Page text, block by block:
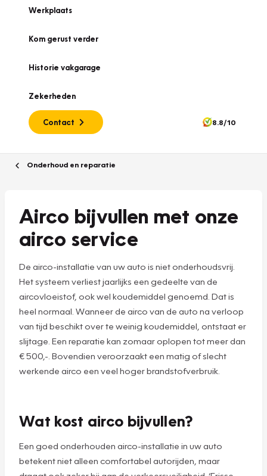
Werkplaats
Kom gerust verder
Historie vakgarage
Zekerheden
Contact 8.8/10
Onderhoud en reparatie
Airco bijvullen met onze
airco service
De airco-installatie van uw auto is niet onderhoudsvrij.
Het systeem verliest jaarlijks een gedeelte van de
aircovloeistof, ook wel koudemiddel genoemd. Dat is
heel normaal. Wanneer de airco van de auto na verloop
van tijd beschikt over te weinig koudemiddel, ontstaat er
slijtage. Een reparatie kan zomaar oplopen tot meer dan
€ 500,-. Bovendien veroorzaakt een matig of slecht
werkende airco een veel hoger brandstofverbruik.
Wat kost airco bijvullen?
Een goed onderhouden airco-installatie in uw auto
betekent niet alleen comfortabel autorijden, maar